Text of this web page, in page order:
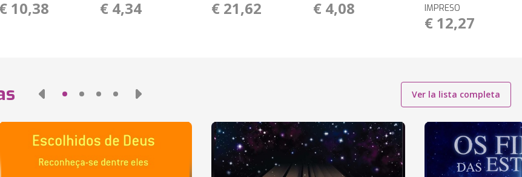
€ 10,38 € 4,34 € 21,62 € 4,08 IMPRESO
€ 12,27
Ver la lista completa